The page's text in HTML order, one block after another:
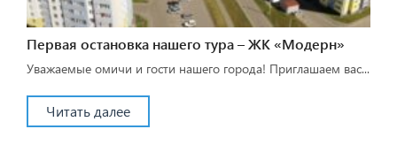
Первая остановка нашего тура – ЖК «Модерн»
Уважаемые омичи и гости нашего города! Приглашаем вас...
Читать далее